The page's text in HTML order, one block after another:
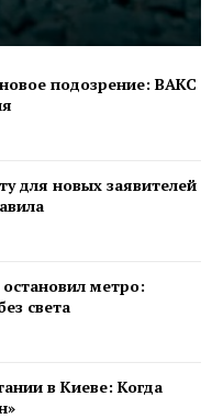
подозрение: ВАКС
для новых заявителей
остановил метро:
света
в Киеве: Когда